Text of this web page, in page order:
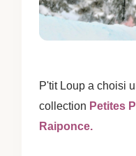
P'tit Loup a choisi
collection Petites
Raiponce.